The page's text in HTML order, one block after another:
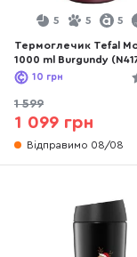
5 5 5
Термоглечик Tefal
1000 ml Burgundy
10 грн
1 599
1 099 грн
Відправимо 08/08